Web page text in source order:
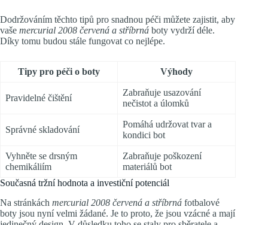
Dodržováním těchto tipů pro snadnou péči můžete zajistit, aby
vaše mercurial 2008 červená a stříbrná boty vydrží déle.
Díky tomu budou stále fungovat co nejlépe.
Tipy pro péči o boty Výhody
Pravidelné čištění
Zabraňuje usazování
nečistot a úlomků
Správné skladování
Pomáhá udržovat tvar a
kondici bot
Vyhněte se drsným
chemikáliím
Zabraňuje poškození
materiálů bot
Současná tržní hodnota a investiční potenciál
Na stránkách mercurial 2008 červená a stříbrná fotbalové
boty jsou nyní velmi žádané. Je to proto, že jsou vzácné a mají